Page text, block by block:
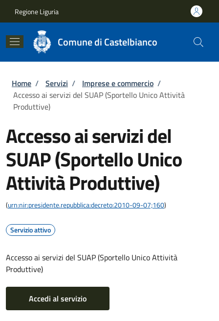
Regione Liguria
Comune di Castelbianco
Briciole di pane
Home / Servizi / Imprese e commercio /
Accesso ai servizi del SUAP (Sportello Unico Attività
Produttive)
Accesso ai servizi del
SUAP (Sportello Unico
Attività Produttive)
(urn:nir:presidente.repubblica:decreto:2010-09-07;160)
Servizio attivo
Accesso ai servizi del SUAP (Sportello Unico Attività
Produttive)
Accedi al servizio